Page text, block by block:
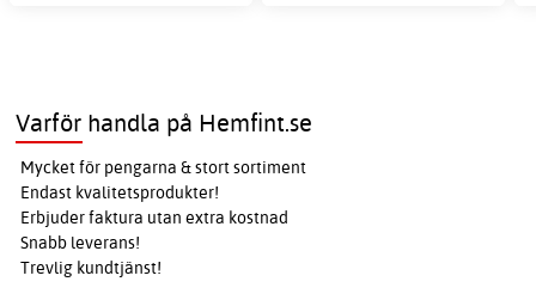
Varför handla på Hemfint.se
Mycket för pengarna & stort sortiment
Endast kvalitetsprodukter!
Erbjuder faktura utan extra kostnad
Snabb leverans!
Trevlig kundtjänst!